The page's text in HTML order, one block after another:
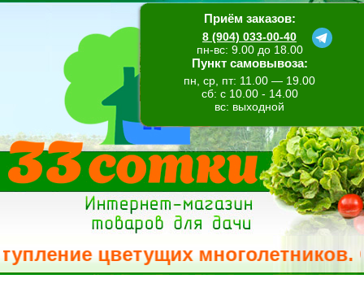
Приём заказов:
8 (904) 033-00-40
пн-вс: 9.00 до 18.00
Пункт самовывоза:
пн, ср, пт: 11.00 — 19.00
сб: с 10.00 - 14.00
вс: выходной
цветущих многолетников.